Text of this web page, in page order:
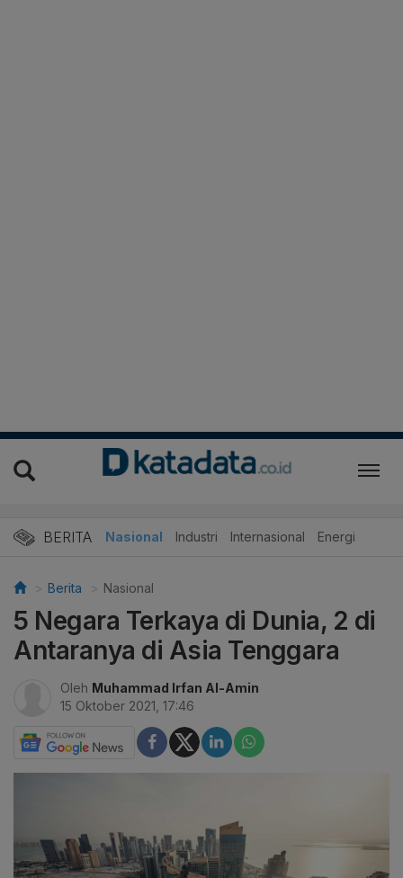
BERITA Nasional Industri Internasional Energi
Berita Nasional
5 Negara Terkaya di Dunia, 2 di
Antaranya di Asia Tenggara
Oleh Muhammad Irfan Al-Amin
15 Oktober 2021, 17:46